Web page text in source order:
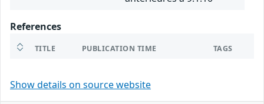
References
TITLE PUBLICATION TIME TAGS
Show details on source website